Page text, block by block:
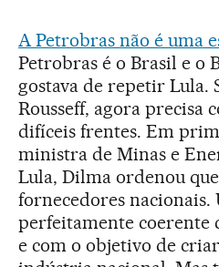
A Petrobras não é uma
Petrobras é o Brasil e o
gostava de repetir Lula.
Rousseff, agora precisa
difíceis frentes. Em
ministra de Minas e
Lula, Dilma ordenou
fornecedores nacionais.
perfeitamente coerente
e com o objetivo de